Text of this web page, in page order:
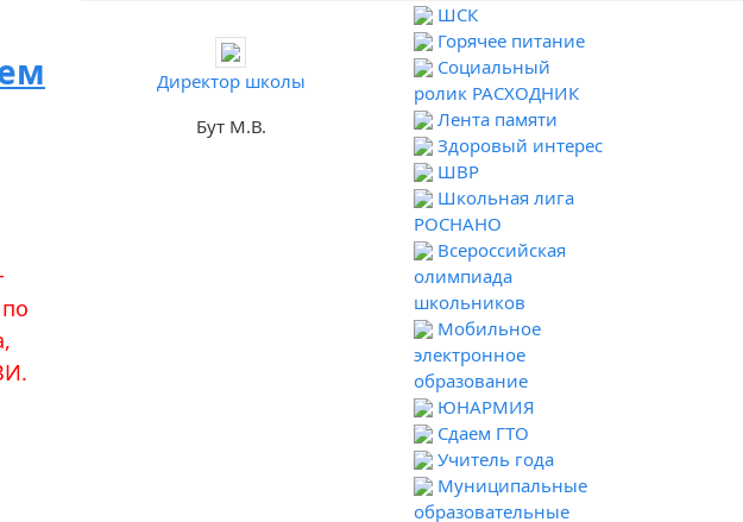
Директор школы
Бут М.В.
ШСК
Горячее питание
Социальный
ролик РАСХОДНИК
Лента памяти
Здоровый интерес
ШВР
Школьная лига
РОСНАНО
Всероссийская
олимпиада
школьников
Мобильное
электронное
образование
ЮНАРМИЯ
Сдаем ГТО
Учитель года
Муниципальные
образовательные